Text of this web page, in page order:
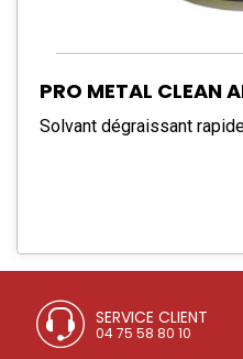
PRO METAL CLEAN
Solvant dégraissant
SERVICE CLIENT
04 75 58 80 10